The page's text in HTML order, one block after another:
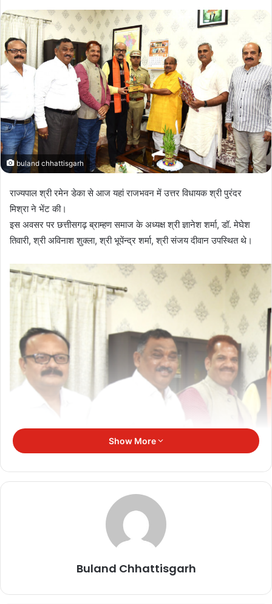
buland chhattisgarh
राज्यपाल श्री रमेन डेका से आज यहां राजभवन में उत्तर विधायक श्री पुरंदर
मिश्रा ने भेंट की।
इस अवसर पर छत्तीसगढ़ ब्राम्हण समाज के अध्यक्ष श्री ज्ञानेश शर्मा, डॉ. मेघेश
तिवारी, श्री अविनाश शुक्ला, श्री भूपेंन्द्र शर्मा, श्री संजय दीवान उपस्थित थे।
Show More
Buland Chhattisgarh